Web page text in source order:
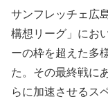
サンフレッチェ広
構想リーグ」にお
ーの枠を超えた多
た。その最終戦に
らに加速させるス